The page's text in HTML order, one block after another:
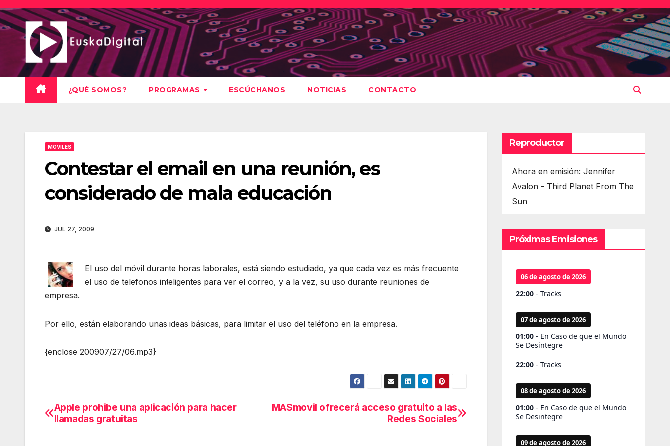
Saltar
al
contenido
¿QUÉ SOMOS? PROGRAMAS ESCÚCHANOS NOTICIAS CONTACTO
MOVILES
Contestar el email en una reunión, es
considerado de mala educación
JUL 27, 2009
El uso del móvil durante horas laborales, está siendo estudiado, ya que cada vez es más frecuente
el uso de telefonos inteligentes para ver el correo, y a la vez, su uso durante reuniones de
empresa.
Por ello, están elaborando unas ideas básicas, para limitar el uso del teléfono en la empresa.
{enclose 200907/27/06.mp3}
Navegación
MASmovil ofrecerá acceso gratuito a las
Redes Sociales
Apple prohibe una aplicación para hacer
llamadas gratuitas
Reproductor
Ahora en emisión: Jennifer
Avalon - Third Planet From The
Sun
Próximas Emisiones